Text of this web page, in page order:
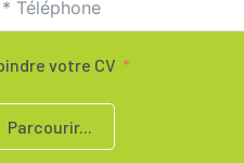
votre CV
Parcourir...